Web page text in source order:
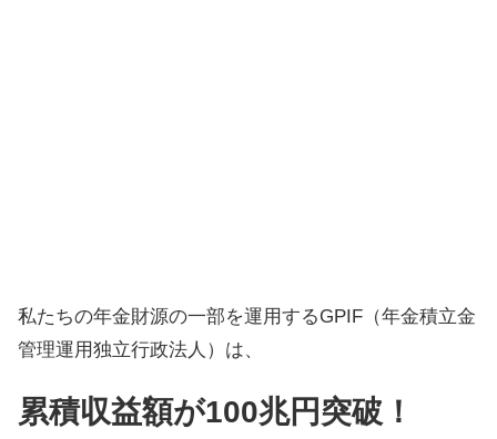
私たちの年金財源の一部を運用するGPIF（年金積立金
管理運用独立行政法人）は、
累積収益額が100兆円突破！